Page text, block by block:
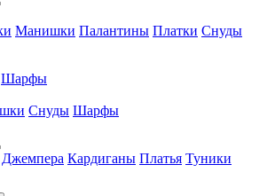
Манишки Палантины Платки Снуды
Шарфы
Снуды Шарфы
Джемпера Кардиганы Платья Туники